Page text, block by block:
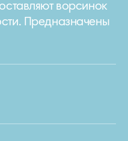
ворсинок
Предназначены